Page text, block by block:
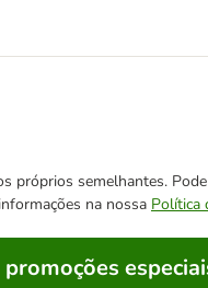
semelhantes.
na nossa Política